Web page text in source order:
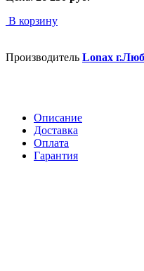
В корзину
Производитель Lonax
Описание
Доставка
Оплата
Гарантия